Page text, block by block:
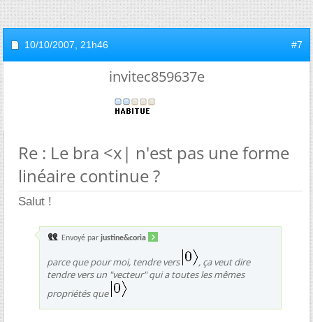
10/10/2007, 21h46 #7
invitec859637e
Re : Le bra <x| n'est pas une forme
linéaire continue ?
Salut !
Envoyé par justine&coria
parce que pour moi, tendre vers
, ça veut dire
tendre vers un "vecteur" qui a toutes les mêmes
propriétés que